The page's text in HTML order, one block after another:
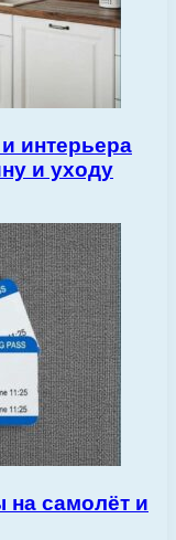
интерьера
и уходу
на самолёт и